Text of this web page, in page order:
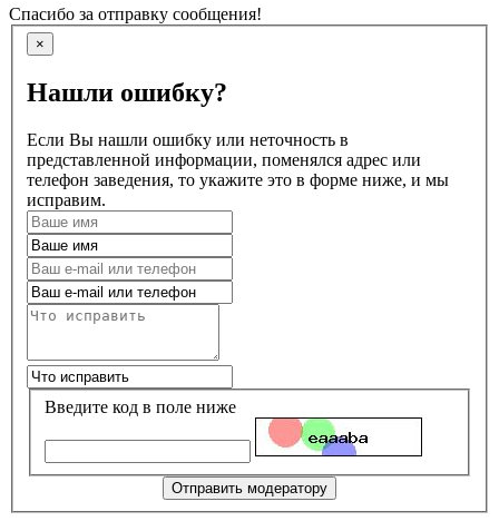
Спасибо за отправку сообщения!
×
Нашли ошибку?
Если Вы нашли ошибку или неточность в
представленной информации, поменялся адрес или
телефон заведения, то укажите это в форме ниже, и мы
исправим.
Введите код в поле ниже
Отправить модератору